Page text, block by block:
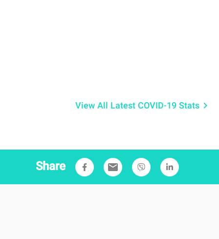
View All Latest COVID-19 Stats keyboard_arrow_right
Share email